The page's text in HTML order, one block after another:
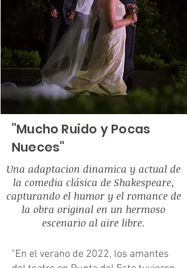
"Mucho Ruido y Pocas
Nueces"
Una adaptacion dinamica y actual de
la comedia clásica de Shakespeare,
capturando el humor y el romance de
la obra original en un hermoso
escenario al aire libre.
"En el verano de 2022, los amantes